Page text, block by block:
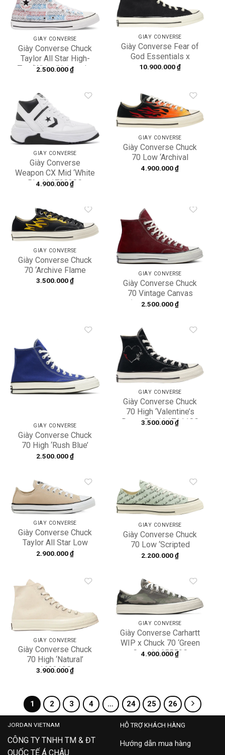
wishlist
GIÀY CONVERSE
Giày Converse Chuck
Taylor All Star High-
Top ‘White/University
2.500.000₫
wishlist
GIÀY CONVERSE
Giày Converse Fear of
God Essentials x
Chuck 70 High ‘Black’
10.900.000₫
wishlist
GIÀY CONVERSE
Giày Converse
Weapon CX Mid ‘White
Black’ 172838C
4.900.000₫
Add to
wishlist
GIÀY CONVERSE
Giày Converse Chuck
70 Low ‘Archival
Flame Print’ 167813C
4.900.000₫
Add to
wishlist
GIÀY CONVERSE
Giày Converse Chuck
70 ‘Archive Flame
Overlay’ 168701C
3.500.000₫
GIÀY CONVERSE
Giày Converse Chuck
70 Vintage Canvas
‘Brown’ A01448C
2.500.000₫
GIÀY CONVERSE
Giày Converse Chuck
70 High ‘Rush Blue’
168509C
2.500.000₫
GIÀY CONVERSE
Giày Converse Chuck
70 High ‘Valentine’s
Day – Black’ 171118C
3.500.000₫
Add to
wishlist
GIÀY CONVERSE
Giày Converse Chuck
Taylor All Star Low
Seasonal Color ‘Farro’
2.900.000₫
Add to
wishlist
GIÀY CONVERSE
Giày Converse Chuck
70 Low ‘Scripted
Signature Print Green
2.200.000₫
wishlist
GIÀY CONVERSE
Giày Converse Chuck
70 High ‘Natural’
162210C
3.900.000₫
Add to
wishlist
GIÀY CONVERSE
Giày Converse Carhartt
WIP x Chuck 70 ‘Green
Camo’ 165559C
4.900.000₫
1 2 3 4 … 24 25 26
JORDAN VIETNAM
CÔNG TY TNHH TM & ĐT
QUỐC TẾ Á CHÂU
HỖ TRỢ KHÁCH HÀNG
Hướng dẫn mua hàng